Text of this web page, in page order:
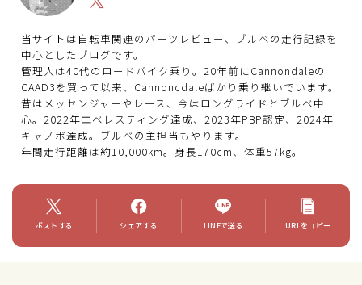
当サイトは自転車関連のパーツレビュー、ブルべの走行記録を
中心としたブログです。
管理人は40代のロードバイク乗り。20年前にCannondaleの
CAAD3を買って以来、Cannoncdaleばかり乗り継いでいます。
昔はメッセンジャーやレース、今はロングライドとブルベ中
心。2022年エベレスティング達成、2023年PBP認定、2024年
キャノボ達成。ブルべの主担当もやります。
年間走行距離は約10,000km。身長170cm、体重57kg。
ポストする シェアする LINEで送る URLをコピー